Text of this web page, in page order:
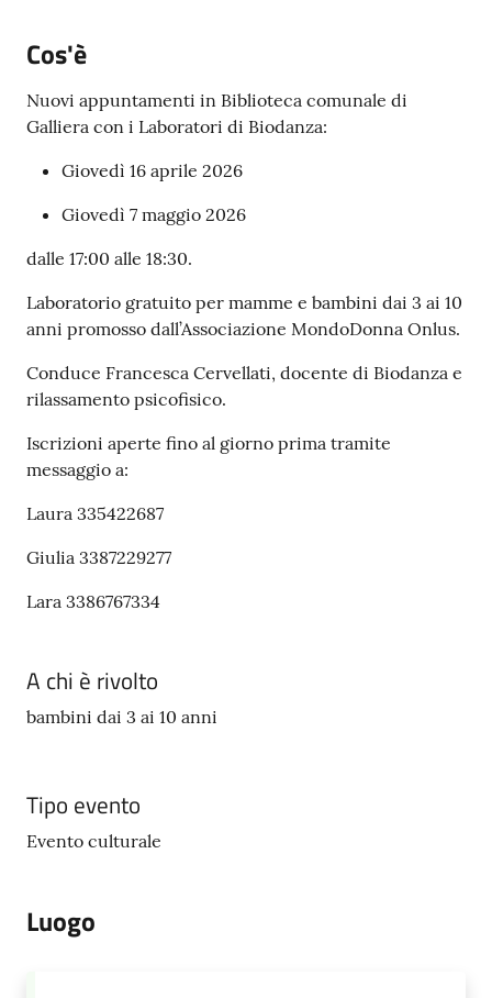
Cos'è
Nuovi appuntamenti in Biblioteca comunale di
Galliera con i Laboratori di Biodanza:
Giovedì 16 aprile 2026
Giovedì 7 maggio 2026
dalle 17:00 alle 18:30.
Laboratorio gratuito per mamme e bambini dai 3 ai 10
anni promosso dall’Associazione MondoDonna Onlus.
Conduce Francesca Cervellati, docente di Biodanza e
rilassamento psicofisico.
Iscrizioni aperte fino al giorno prima tramite
messaggio a:
Laura 335422687
Giulia 3387229277
Lara 3386767334
A chi è rivolto
bambini dai 3 ai 10 anni
Tipo evento
Evento culturale
Luogo